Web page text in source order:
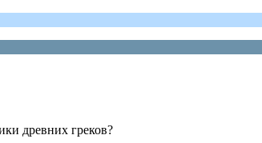
древних греков?